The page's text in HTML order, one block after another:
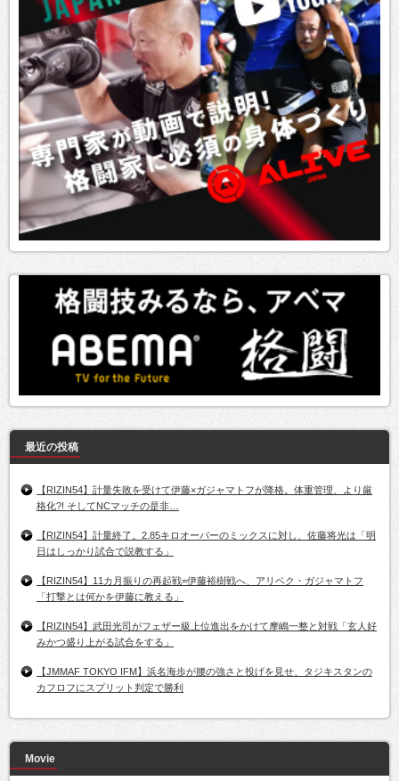
最近の投稿
【RIZIN54】計量失敗を受けて伊藤×ガジャマトフが降格。体重管理、より厳
格化?! そしてNCマッチの是非…
【RIZIN54】計量終了。2.85キロオーバーのミックスに対し、佐藤将光は「明
日はしっかり試合で説教する」
【RIZIN54】11カ月振りの再起戦=伊藤裕樹戦へ、アリベク・ガジャマトフ
「打撃とは何かを伊藤に教える」
【RIZIN54】武田光司がフェザー級上位進出をかけて摩嶋一整と対戦「玄人好
みかつ盛り上がる試合をする」
【JMMAF TOKYO IFM】浜名海歩が腰の強さと投げを見せ、タジキスタンの
カフロフにスプリット判定で勝利
Movie